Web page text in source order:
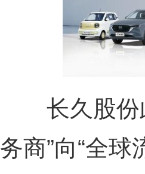
长久股份此
务商”向“全